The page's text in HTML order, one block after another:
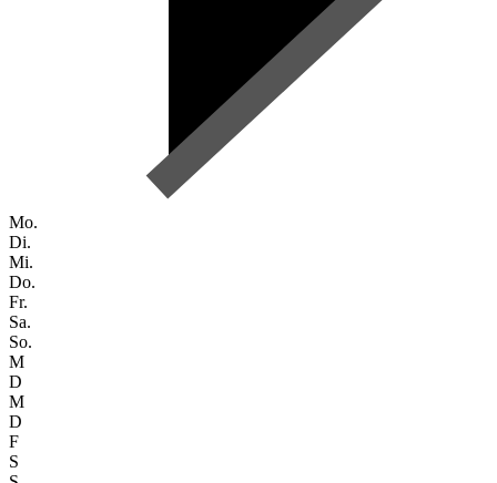
Mo.
Di.
Mi.
Do.
Fr.
Sa.
So.
M
D
M
D
F
S